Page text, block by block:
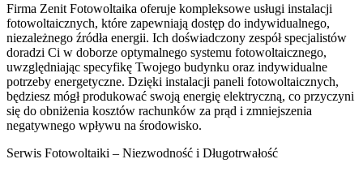
Firma Zenit Fotowoltaika oferuje kompleksowe usługi instalacji
fotowoltaicznych, które zapewniają dostęp do indywidualnego,
niezależnego źródła energii. Ich doświadczony zespół specjalistów
doradzi Ci w doborze optymalnego systemu fotowoltaicznego,
uwzględniając specyfikę Twojego budynku oraz indywidualne
potrzeby energetyczne. Dzięki instalacji paneli fotowoltaicznych,
będziesz mógł produkować swoją energię elektryczną, co przyczyni
się do obniżenia kosztów rachunków za prąd i zmniejszenia
negatywnego wpływu na środowisko.
Serwis Fotowoltaiki – Niezwodność i Długotrwałość